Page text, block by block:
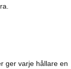
ger varje hållare en